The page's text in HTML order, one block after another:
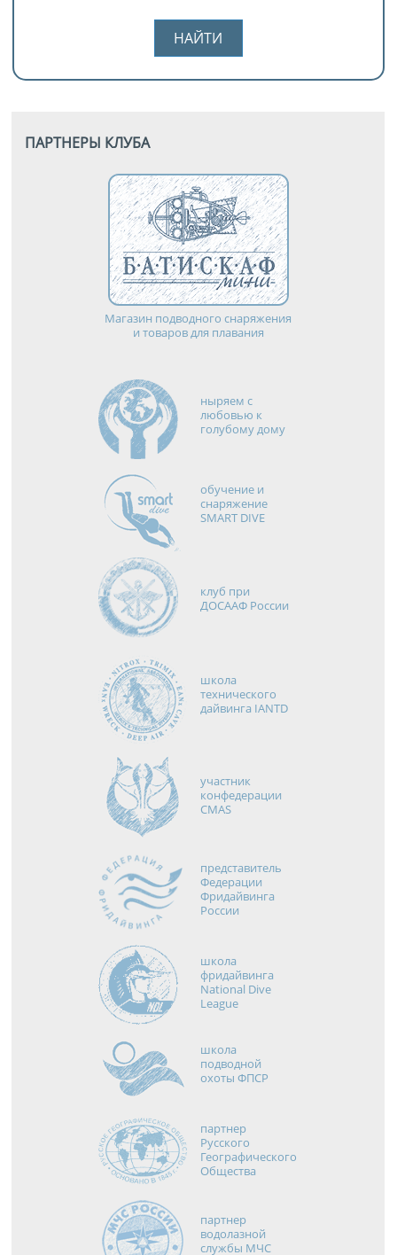
ПАРТНЕРЫ КЛУБА
Магазин подводного снаряжения
и товаров для плавания
ныряем с
любовью к
голубому дому
обучение и
снаряжение
SMART DIVE
клуб при
ДОСААФ России
школа
технического
дайвинга IANTD
участник
конфедерации
CMAS
представитель
Федерации
Фридайвинга
России
школа
фридайвинга
National Dive
League
школа
подводной
охоты ФПСР
партнер
Русского
Географического
Общества
партнер
водолазной
службы МЧС